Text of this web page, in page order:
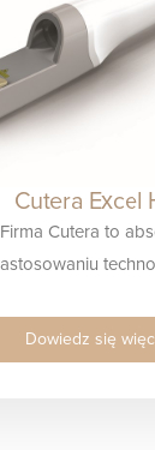
Cutera Excel
Cutera to
Dowiedz się